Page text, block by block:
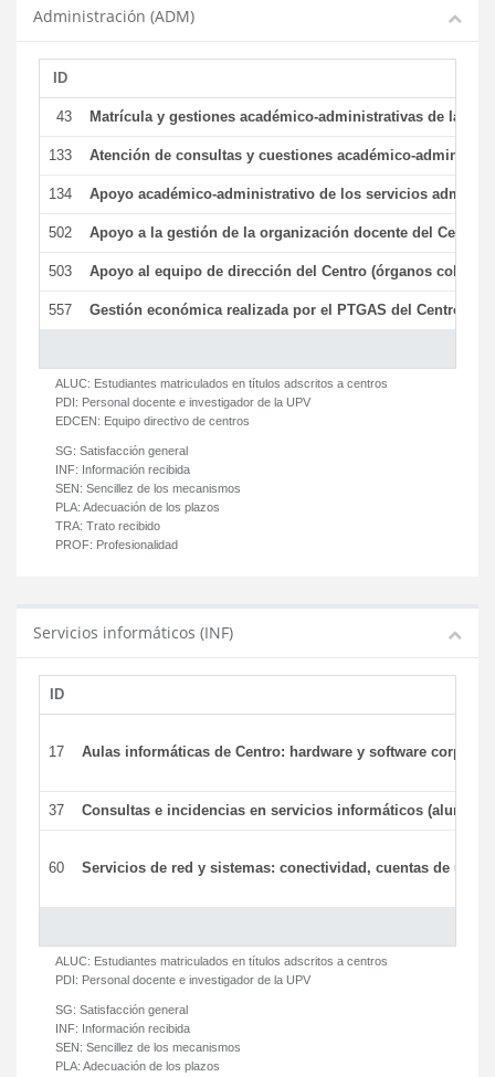
Administración (ADM)
ID
43 Matrícula y gestiones académico-administrativas de la
133 Atención de consultas y cuestiones académico-
134 Apoyo académico-administrativo de los servicios
502 Apoyo a la gestión de la organización docente del Centro
503 Apoyo al equipo de dirección del Centro (órganos
557 Gestión económica realizada por el PTGAS del Centro
ALUC: Estudiantes matriculados en títulos adscritos a centros
PDI: Personal docente e investigador de la UPV
EDCEN: Equipo directivo de centros
SG: Satisfacción general
INF: Información recibida
SEN: Sencillez de los mecanismos
PLA: Adecuación de los plazos
TRA: Trato recibido
PROF: Profesionalidad
Servicios informáticos (INF)
ID
17 Aulas informáticas de Centro: hardware y software
37 Consultas e incidencias en servicios informáticos (alumnos)
60 Servicios de red y sistemas: conectividad, cuentas de
ALUC: Estudiantes matriculados en títulos adscritos a centros
PDI: Personal docente e investigador de la UPV
SG: Satisfacción general
INF: Información recibida
SEN: Sencillez de los mecanismos
PLA: Adecuación de los plazos